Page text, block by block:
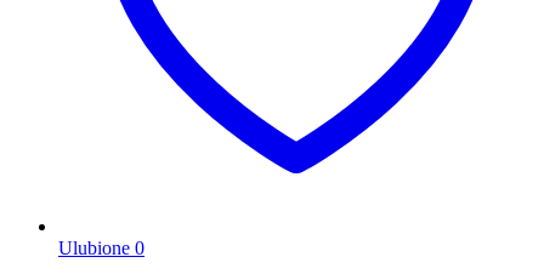
Ulubione 0